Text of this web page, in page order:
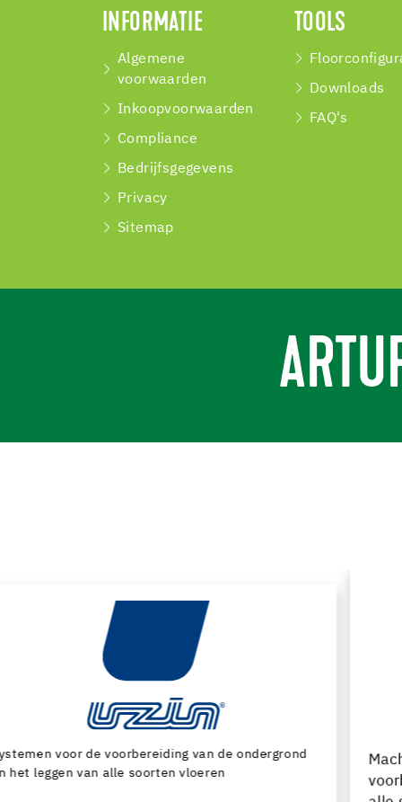
INFORMATIE
Algemene
voorwaarden
Inkoopvoorwaarden
Compliance
Bedrijfsgegevens
Privacy
Sitemap
TOOLS
Downloads
FAQ's
Machines en speciaal gereedschap voor de
voorbereiding van de ondergrond en het leggen van